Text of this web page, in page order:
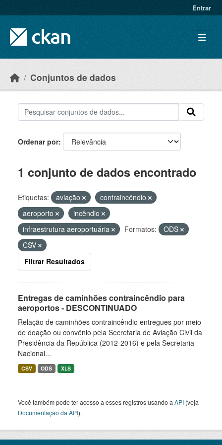
Entrar
Conjuntos de dados
Ordenar por
1 conjunto de dados encontrado
Etiquetas: aviação
contraincêndio
aeroporto
incêndio
infraestrutura aeroportuária
Formatos:
ODS
CSV
Filtrar Resultados
Entregas de caminhões contraincêndio para
aeroportos - DESCONTINUADO
Relação de caminhões contraincêndio entregues por meio
de doação ou convênio pela Secretaria de Aviação Civil da
Presidência da República (2012-2016) e pela Secretaria
Nacional...
CSV ODS XLS
Você também pode ter acesso a esses registros usando a API (veja
Documentação da API).